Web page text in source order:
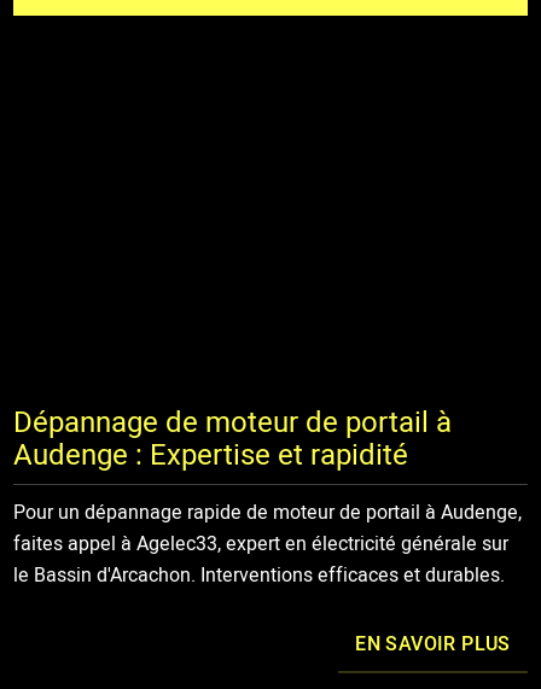
Dépannage de moteur de portail à
Audenge : Expertise et rapidité
Pour un dépannage rapide de moteur de portail à Audenge,
faites appel à Agelec33, expert en électricité générale sur
le Bassin d'Arcachon. Interventions efficaces et durables.
EN SAVOIR PLUS